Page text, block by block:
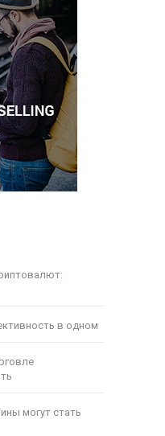
в одном
могут стать